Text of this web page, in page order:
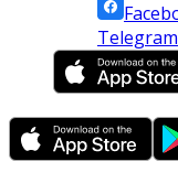
Telegram